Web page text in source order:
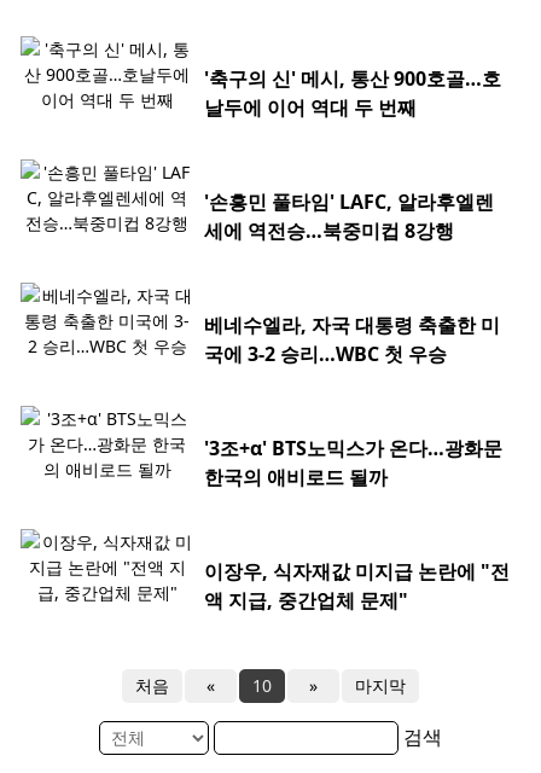
'축구의 신' 메시, 통산 900호골…호
날두에 이어 역대 두 번째
'손흥민 풀타임' LAFC, 알라후엘렌
세에 역전승…북중미컵 8강행
베네수엘라, 자국 대통령 축출한 미
국에 3-2 승리…WBC 첫 우승
'3조+α' BTS노믹스가 온다…광화문
한국의 애비로드 될까
이장우, 식자재값 미지급 논란에 "전
액 지급, 중간업체 문제"
처음 « 10 » 마지막
검색